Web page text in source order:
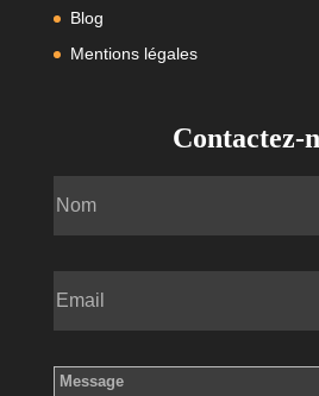
Blog
Mentions légales
Contactez-